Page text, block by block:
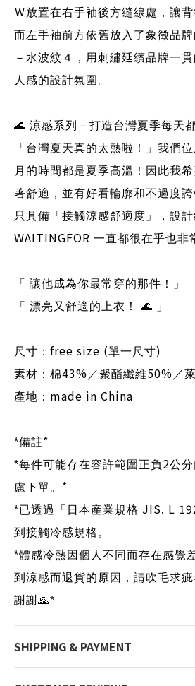
Ｗ放置在右手袖後方縫線處，讓背
而左手袖前方依舊放入了象徵品
－水波紋４，用刺繡延續品牌一
人感的設計氛圍。
🌊 涼感系列－打造台灣夏季每天
「台灣夏天真的太熱啦！」我們
月的時間都是夏季高溫！因此我
著舒適，並有好看輪廓和不過度
只具備「接觸涼感舒適度」，設
WAITINGFOR 一直都很在乎也非
「 讓他成為你最常穿的那件！」
「 漂亮又舒適的上衣！ 🌊 」
尺寸： free size (單一尺寸)
素材：棉43% ／聚酯纖維50% ／
產地： made in China
*備註*
*每件可能存在容許範圍正負 2公
慮下單。 *
*已透過「日本産業規格 JIS. L
到接觸冷感規格。
*體感冷熱因個人不同而存在感覺
到涼感而退貨的原因，請吹毛求疵
謝謝🙏*
SHIPPING & PAYMENT